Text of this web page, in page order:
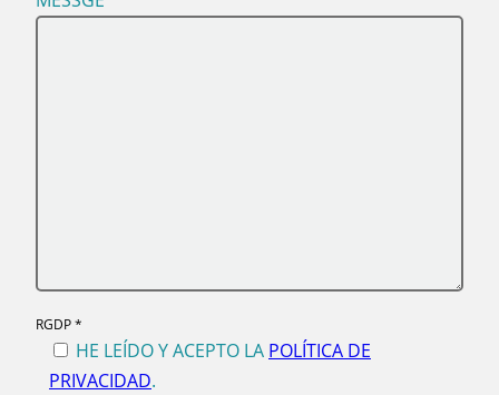
RGDP *
HE LEÍDO Y ACEPTO LA POLÍTICA DE
PRIVACIDAD.